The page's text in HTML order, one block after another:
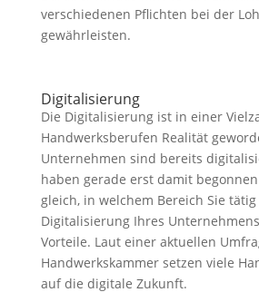
verschiedenen Pflichten bei der
gewährleisten.
Digitalisierung
Die Digitalisierung ist in einer
Handwerksberufen Realität
Unternehmen sind bereits
haben gerade erst damit
gleich, in welchem Bereich Sie
Digitalisierung Ihres
Vorteile. Laut einer aktuellen
Handwerkskammer setzen viele
auf die digitale Zukunft.